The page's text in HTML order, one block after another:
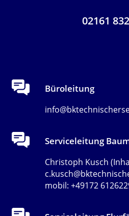
02161
Büroleitung
Serviceleitung
Christoph Kusch
mobil: +49172